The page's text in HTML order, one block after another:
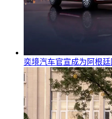
奕境汽车官宣成为阿根